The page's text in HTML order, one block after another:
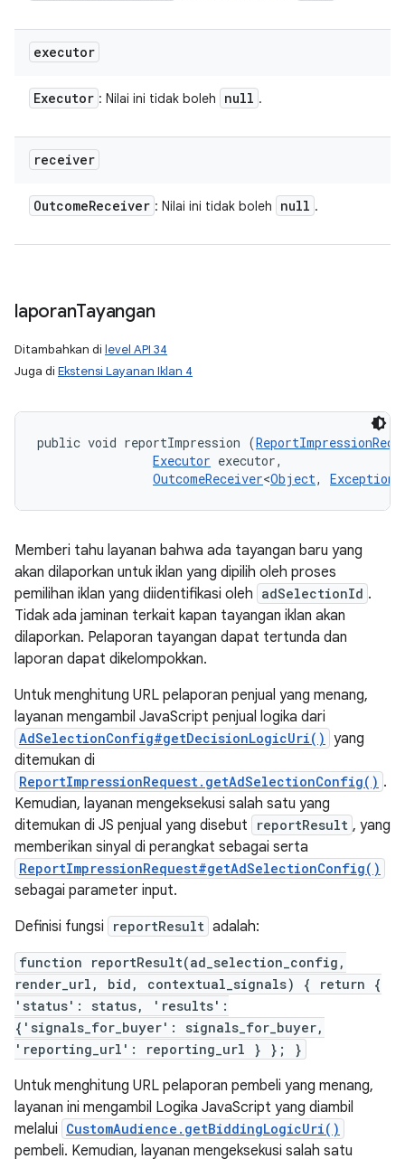
executor
Executor : Nilai ini tidak boleh null .
receiver
OutcomeReceiver : Nilai ini tidak boleh null .
laporanTayangan
Ditambahkan di level API 34
Juga di Ekstensi Layanan Iklan 4
public void reportImpression (
Executor executor,
OutcomeReceiver<Object, Exception
Memberi tahu layanan bahwa ada tayangan baru yang
akan dilaporkan untuk iklan yang dipilih oleh proses
pemilihan iklan yang diidentifikasi oleh adSelectionId .
Tidak ada jaminan terkait kapan tayangan iklan akan
dilaporkan. Pelaporan tayangan dapat tertunda dan
laporan dapat dikelompokkan.
Untuk menghitung URL pelaporan penjual yang menang,
layanan mengambil JavaScript penjual logika dari
AdSelectionConfig#getDecisionLogicUri() yang
ditemukan di
ReportImpressionRequest.getAdSelectionConfig() .
Kemudian, layanan mengeksekusi salah satu yang
ditemukan di JS penjual yang disebut
reportResult , yang
memberikan sinyal di perangkat sebagai serta
ReportImpressionRequest#getAdSelectionConfig()
sebagai parameter input.
Definisi fungsi
reportResult adalah:
function reportResult(ad_selection_config,
render_url, bid, contextual_signals) { return {
'status': status, 'results':
{'signals_for_buyer': signals_for_buyer,
'reporting_url': reporting_url } }; }
Untuk menghitung URL pelaporan pembeli yang menang,
layanan ini mengambil Logika JavaScript yang diambil
melalui CustomAudience.getBiddingLogicUri()
pembeli. Kemudian, layanan mengeksekusi salah satu